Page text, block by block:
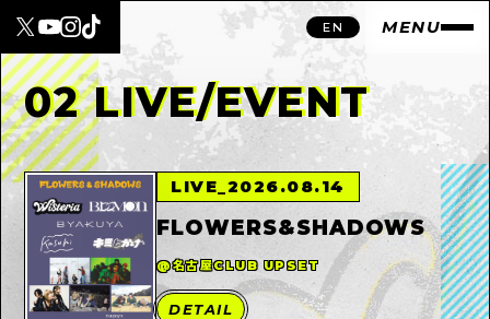
EN MENU
02 LIVE/EVENT
LIVE 2026.08.14
FLOWERS&SHADOWS
@名古屋CLUB UPSET
DETAIL